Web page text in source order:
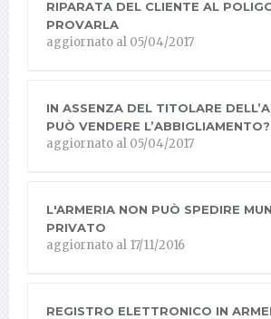
RIPARATA DEL CLIENTE AL
PROVARLA
aggiornato al 05/04/2017
IN ASSENZA DEL TITOLARE
PUÒ VENDERE L’ABBIGLIAMENTO?
aggiornato al 05/04/2017
L'ARMERIA NON PUÒ SPEDIRE
PRIVATO
aggiornato al 17/11/2016
REGISTRO ELETTRONICO IN